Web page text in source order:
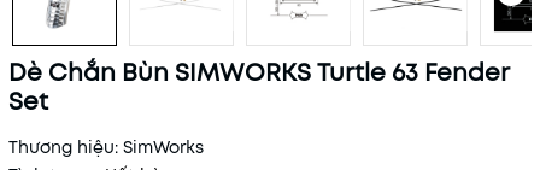
Dè Chắn Bùn SIMWORKS Turtle 63 Fender
Set
Thương hiệu: SimWorks